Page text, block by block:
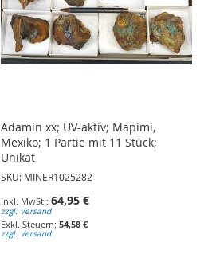
Adamin xx; UV-aktiv; Mapimi,
Mexiko; 1 Partie mit 11 Stück;
Unikat
SKU: MINER1025282
64,95 €
zzgl. Versand
54,58 €
zzgl. Versand